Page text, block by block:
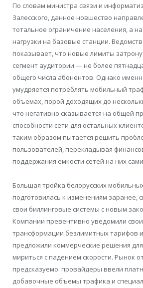
По словам министра связи и
Залесского, данное новшество
тотальное ограничение населения, а
нагрузки на базовые станции.
показывает, что новые лимиты
сегмент аудитории — не более
общего числа абонентов. Однако
умудряется потреблять мобильный
объемах, порой доходящих до
что негативно сказывается на общей
способности сети для остальных
таким образом пытается решить
пользователей, перекладывая
поддержания емкости сетей на них
Большая тройка белорусских
подготовилась к изменениям заранее,
свои биллинговые системы с новым
Компании превентивно уведомили
трансформации безлимитных тарифов
предложили коммерческие решения
мириться с падением скорости. Рынок
предсказуемо: провайдеры ввели
добавочные объемы трафика и